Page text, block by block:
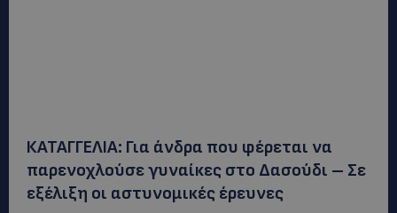
ΚΑΤΑΓΓΕΛΙΑ: Για άνδρα που φέρεται να
παρενοχλούσε γυναίκες στο Δασούδι – Σε
εξέλιξη οι αστυνομικές έρευνες